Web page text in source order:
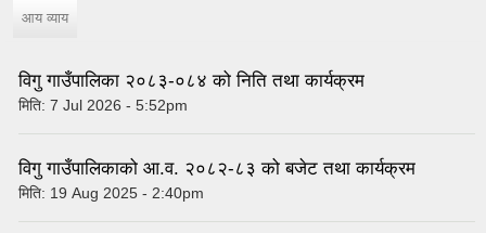
आय व्याय
विगु गाउँपालिका २०८३-०८४ को निति तथा कार्यक्रम
मिति: 7 Jul 2026 - 5:52pm
विगु गाउँपालिकाको आ.व. २०८२-८३ को बजेट तथा कार्यक्रम
मिति: 19 Aug 2025 - 2:40pm